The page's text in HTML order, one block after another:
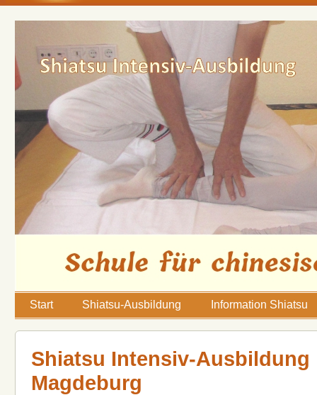
Start Shiatsu-Ausbildung Information Shiatsu
Shiatsu Intensiv-Ausbildung
Magdeburg